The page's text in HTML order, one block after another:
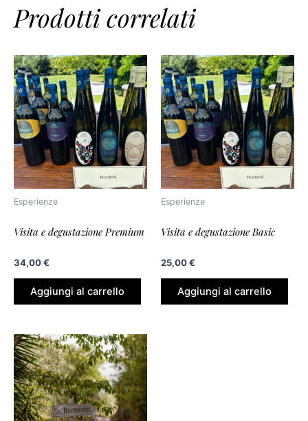
Prodotti correlati
Esperienze
Visita e degustazione Premium
34,00€
Aggiungi al carrello
Esperienze
Visita e degustazione Basic
25,00€
Aggiungi al carrello